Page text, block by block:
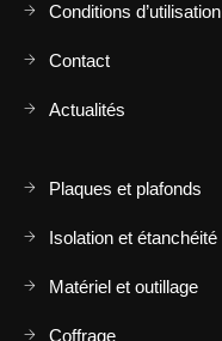
Conditions d’utilisation
Contact
Actualités
Plaques et plafonds
Isolation et étanchéité
Matériel et outillage
Coffrage